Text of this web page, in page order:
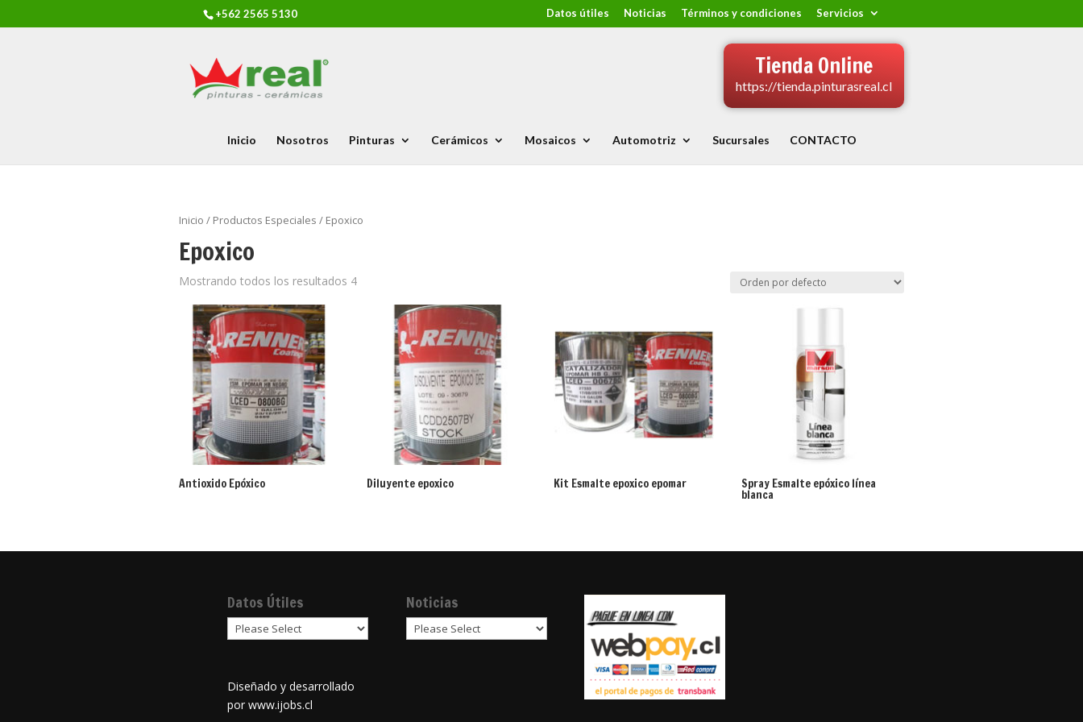
+562 2565 5130 Datos útiles Noticias Términos y condiciones Servicios
Tienda Online
https://tienda.pinturasreal.cl
Inicio Nosotros Pinturas Cerámicos Mosaicos Automotriz Sucursales CONTACTO
Inicio / Productos Especiales / Epoxico
Epoxico
Mostrando todos los resultados 4
Antioxido Epóxico Diluyente epoxico Kit Esmalte epoxico epomar Spray Esmalte epóxico línea
blanca
Datos Útiles
Diseñado y desarrollado
por www.ijobs.cl
Noticias